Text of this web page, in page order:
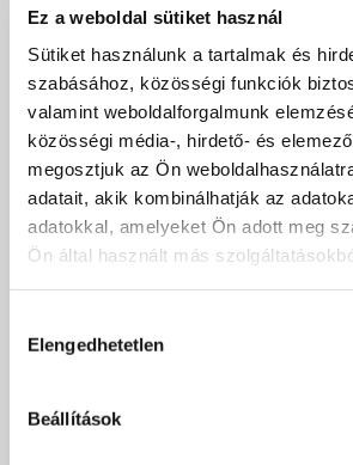
Ez a weboldal sütiket használ
Sütiket használunk a tartalmak és
szabásához, közösségi funkciók
valamint weboldalforgalmunk
közösségi média-, hirdető- és
megosztjuk az Ön
adatait, akik kombinálhatják az
adatokkal, amelyeket Ön adott meg
Ön által használt más
kiválasztása
Elengedhetetlen
Beállítások
Szeretne valamit
Vagy szeretné
tesztelni a
Adja meg az elérhetőségét,
fogjuk.
Név
Telefon